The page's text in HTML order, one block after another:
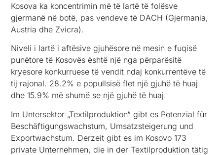
Kosova ka koncentrimin më të lartë të folësve
gjermanë në botë, pas vendeve të DACH (Gjermania,
Austria dhe Zvicra).
Niveli i lartë i aftësive gjuhësore në mesin e fuqisë
punëtore të Kosovës është një nga përparësitë
kryesore konkurruese të vendit ndaj konkurrentëve të
tij rajonal. 28.2% e popullsisë flet një gjuhë të huaj
dhe 15.9% më shumë se një gjuhë të huaj.
Im Untersektor „Textilproduktion“ gibt es Potenzial für
Beschäftigungswachstum, Umsatzsteigerung und
Exportwachstum. Derzeit gibt es im Kosovo 173
private Unternehmen, die in der Textilproduktion tätig